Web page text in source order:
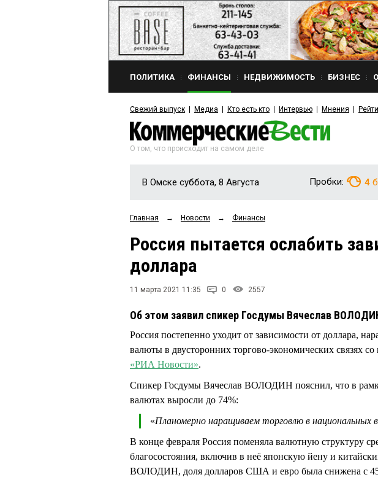
ПОЛИТИКА ФИНАНСЫ НЕДВИЖИМОСТЬ БИЗНЕС
Свежий выпуск Медиа Кто есть кто Интервью Мнения
О том, что происходит на самом деле
В Омске суббота, 8 Августа Пробки: 4
Главная → Новости → Финансы
Россия пытается ослабить
доллара
11 марта 2021 11:35 0 2557
Об этом заявил спикер Госдумы Вячеслав
Россия постепенно уходит от зависимости от доллара,
валюты в двусторонних торгово-экономических связях
«РИА Новости».
Спикер Госдумы Вячеслав ВОЛОДИН пояснил, что в
валютах выросли до 74%:
«Планомерно наращиваем торговлю в национальных
В конце февраля Россия поменяла валютную структуру
благосостояния, включив в неё японскую йену и
ВОЛОДИН, доля долларов США и евро была снижена с